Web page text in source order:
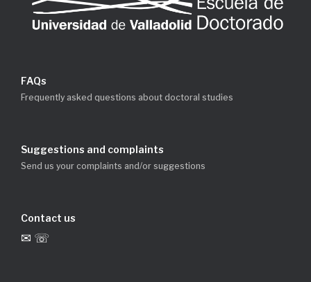
FAQs
Frequently asked questions about doctoral studies
Suggestions and complaints
Send us your complaints and/or suggestions
Contact us
✉ ☏